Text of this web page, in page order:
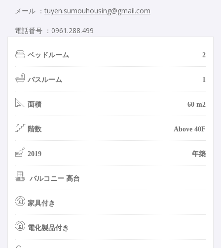
メール ： tuyen.sumouhousing@gmail.com
電話番号 ：0961.288.499
ベッドルーム 2
バスルーム 1
面積 60 m2
階数 Above 40F
2019 年築
バルコニー 高台
家具付き
電化製品付き